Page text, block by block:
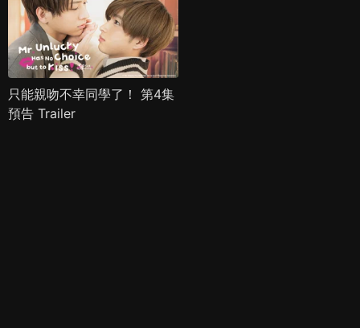
只能親吻不幸同學了！ 第4集
預告 Trailer